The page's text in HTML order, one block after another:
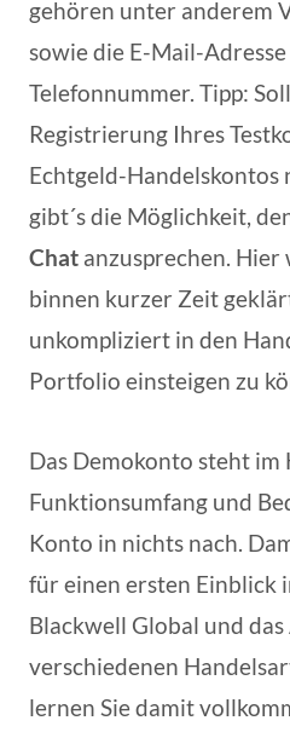
gehören unter anderem
sowie die E-Mail-
Telefonnummer. Tipp:
Registrierung Ihres
Echtgeld-
gibt´s die Möglichkeit,
Chat anzusprechen. Hier
binnen kurzer Zeit
unkompliziert in den
Portfolio einsteigen zu
Das Demokonto steht im
Funktionsumfang und
Konto in nichts nach.
für einen ersten Einblick
Blackwell Global und
verschiedenen
lernen Sie damit